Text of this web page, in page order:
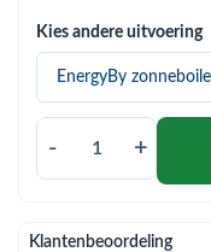
(Zonneboilersets &
(Warmtepompen
Kies andere uitvoering
- +
Klantenbeoordeling